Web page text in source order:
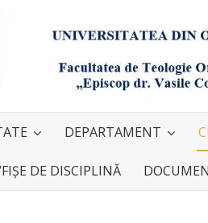
DEPARTAMENT
DE DISCIPLINĂ